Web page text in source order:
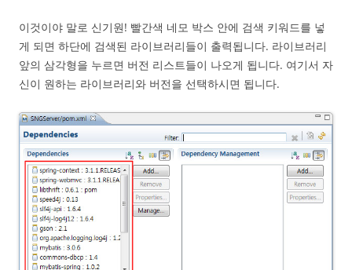
이것이야 말로 신기원! 빨간색 네모 박스 안에 검색 키워드를 넣
게 되면 하단에 검색된 라이브러리들이 출력됩니다. 라이브러리
앞의 삼각형을 누르면 버전 리스트들이 나오게 됩니다. 여기서 자
신이 원하는 라이브러리와 버전을 선택하시면 됩니다.